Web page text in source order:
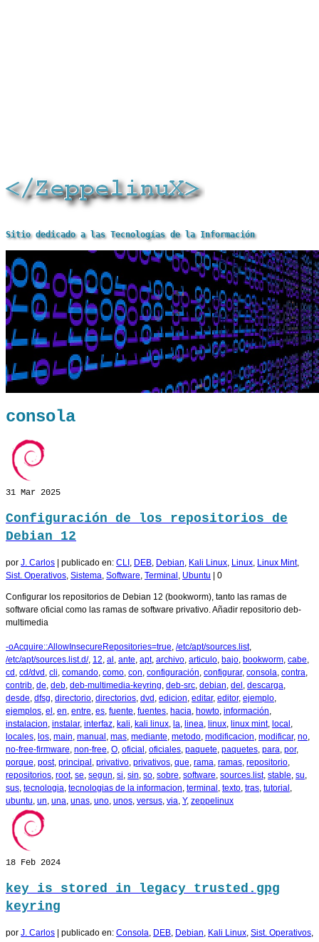
Sitio dedicado a las Tecnologías de la Información
consola
31 Mar 2025
Configuración de los repositorios de
Debian 12
por J. Carlos publicado en: CLI , DEB, Debian, Kali Linux, Linux, Linux Mint,
Sist. Operativos, Sistema, Software, Terminal , Ubuntu 0
Configurar los repositorios de Debian 12 (bookworm), tanto las ramas de
software oficial como las ramas de software privativo. Añadir repositorio deb-
multimedia
-oAcquire::AllowInsecureRepositories=true, /etc/apt/sources.list,
/etc/apt/sources.list.d/, 12, al , ante, apt, archivo, articulo, bajo, bookworm, cabe,
cd , cd/dvd , cli, comando, como, con, configuración, configurar, consola, contra,
contrib, de, deb, deb-multimedia-keyring, deb-src, debian, del , descarga,
desde, dfsg, directorio, directorios, dvd , edicion, editar, editor, ejemplo,
ejemplos, el , en, entre, es, fuente, fuentes, hacia, howto, información,
instalacion, instalar, interfaz, kali, kali linux, la, linea, linux, linux mint, local ,
locales, los, main, manual , mas, mediante, metodo, modificacion, modificar, no,
no-free-firmware, non-free, O, oficial , oficiales, paquete, paquetes, para, por,
porque, post, principal , privativo, privativos, que, rama, ramas, repositorio,
repositorios, root, se, segun, si, sin, so, sobre, software, sources.list, stable, su,
sus, tecnologia, tecnologias de la informacion, terminal , texto, tras, tutorial ,
ubuntu, un, una, unas, uno, unos, versus, via, Y, zeppelinux
18 Feb 2024
key is stored in legacy trusted.gpg
keyring
por J. Carlos publicado en: Consola, DEB, Debian, Kali Linux, Sist. Operativos,